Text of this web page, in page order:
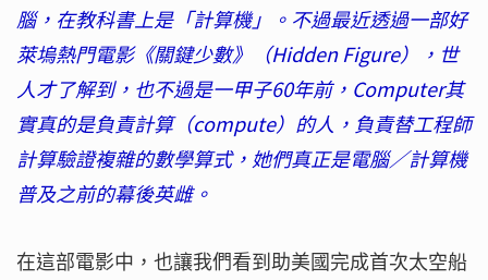
腦，在教科書上是「計算機」。不過最近透過一部好
萊塢熱門電影《關鍵少數》（Hidden Figure），世
人才了解到，也不過是一甲子60年前，Computer其
實真的是負責計算（compute）的人，負責替工程師
計算驗證複雜的數學算式，她們真正是電腦／計算機
普及之前的幕後英雌。
在這部電影中，也讓我們看到助美國完成首次太空船